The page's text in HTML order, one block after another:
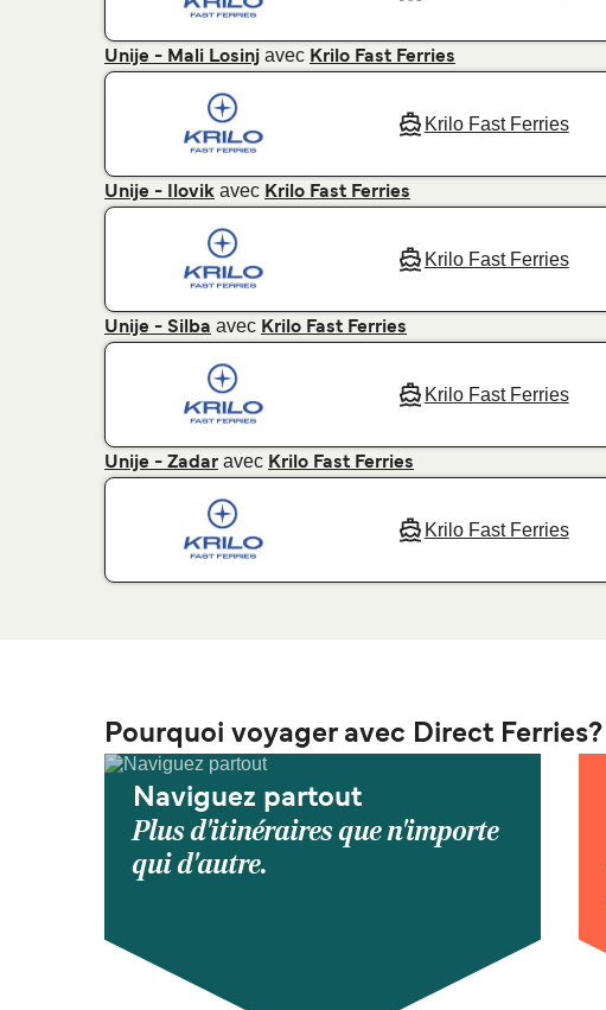
Unije - Mali Losinj avec Krilo Fast Ferries
Krilo Fast Ferries
Unije - Ilovik avec Krilo Fast Ferries
Krilo Fast Ferries
Unije - Silba avec Krilo Fast Ferries
Krilo Fast Ferries
Unije - Zadar avec Krilo Fast Ferries
Krilo Fast Ferries
Pourquoi voyager avec Direct Ferries?
Naviguez partout
Plus d'itinéraires que n'importe
qui d'autre.